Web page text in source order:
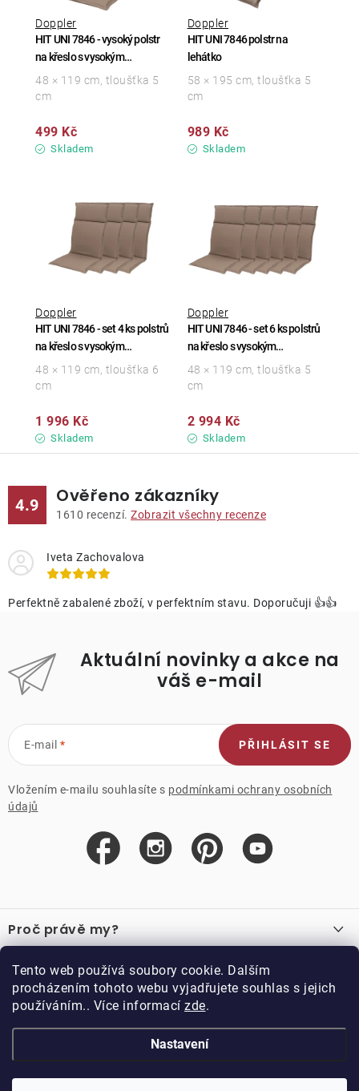
Tento web používá soubory cookie. Dalším
procházením tohoto webu vyjadřujete souhlas s jejich
používáním.. Více informací zde.
Nastavení
HIT UNI 7846 - vysoký polstr
na křeslo s vysokým
opěradlem
Doppler
Skladem
499 Kč
48 × 119 cm, tloušťka 5
cm
HIT UNI 7846 polstr na
lehátko
Doppler
Skladem
989 Kč
58 × 195 cm, tloušťka 5
cm
HIT UNI 7846 - set 4 ks polstrů
na křeslo s vysokým
opěradlem
Doppler
Skladem
1 996 Kč
48 × 119 cm, tloušťka 6
cm
HIT UNI 7846 - set 6 ks polstrů
na křeslo s vysokým
opěradlem
Doppler
Skladem
2 994 Kč
48 × 119 cm, tloušťka 5
cm
4.9 Ověřeno zákazníky
1610 recenzí. Zobrazit všechny recenze
Iveta Zachovalova
Perfektně zabalené zboží, v perfektním stavu. Doporučuji 👍👍
Aktuální novinky a akce na
váš e-mail
E-mail
Vložením e-mailu souhlasíte s podmínkami ochrany osobních
údajů
PŘIHLÁSIT SE
á
p
a
Proč právě my?
Recenze
Důležité odkazy
Velkoobchod
Vzorková prodejna
Kariéra
Blog
O nákupu
Obchodní podmínky
Podmínky věrnostního programu
Doppler CZ spol. s.r.o.,